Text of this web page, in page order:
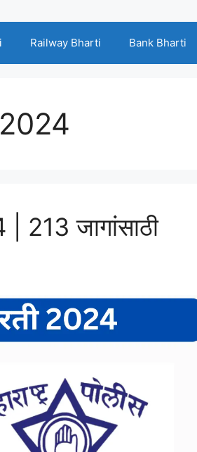
Railway Bharti Bank Bharti
जागांसाठी